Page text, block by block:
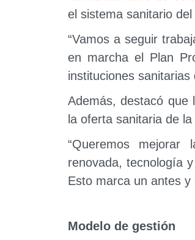
el sistema sanitario
“Vamos a seguir
en marcha el Plan
instituciones
Además, destacó que
la oferta sanitaria de la
“Queremos
renovada, tecnología
Esto marca un antes y
Modelo de gestión